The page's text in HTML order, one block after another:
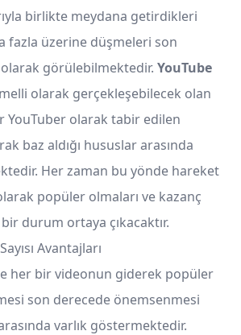
birlikte meydana getirdikleri
fazla üzerine düşmeleri son
görülebilmektedir. YouTube
olarak gerçekleşebilecek olan
YouTuber olarak tabir edilen
baz aldığı hususlar arasında
Her zaman bu yönde hareket
popüler olmaları ve kazanç
durum ortaya çıkacaktır.
Avantajları
her bir videonun giderek popüler
son derecede önemsenmesi
varlık göstermektedir.